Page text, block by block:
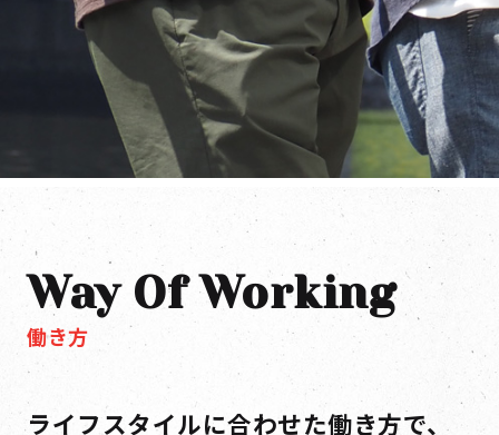
Way Of Working
働き方
ライフスタイルに合わせた働き方で、